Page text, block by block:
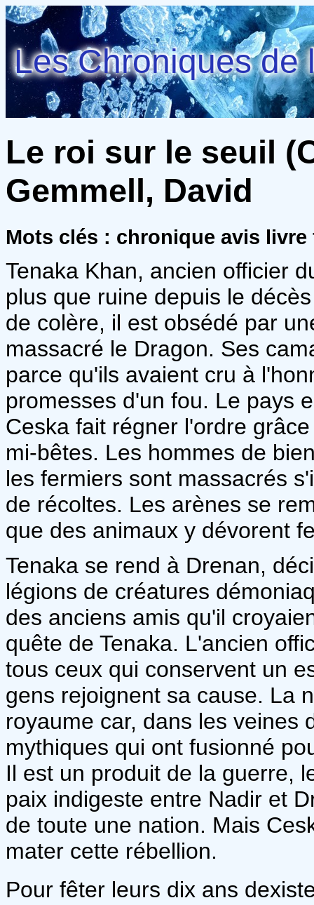
Les Chroniques de
Le roi sur le seuil
Gemmell, David
Mots clés : chronique avis
Tenaka Khan, ancien officier
plus que ruine depuis le
de colère, il est obsédé par
massacré le Dragon. Ses
parce qu'ils avaient cru à
promesses d'un fou. Le pays
Ceska fait régner l'ordre
mi-bêtes. Les hommes de
les fermiers sont massacrés
de récoltes. Les arènes se
que des animaux y dévorent
Tenaka se rend à Drenan,
légions de créatures
des anciens amis qu'il
quête de Tenaka. L'ancien
tous ceux qui conservent un
gens rejoignent sa cause. La
royaume car, dans les veines
mythiques qui ont fusionné
Il est un produit de la guerre,
paix indigeste entre Nadir et
de toute une nation. Mais
mater cette rébellion.
Pour fêter leurs dix ans